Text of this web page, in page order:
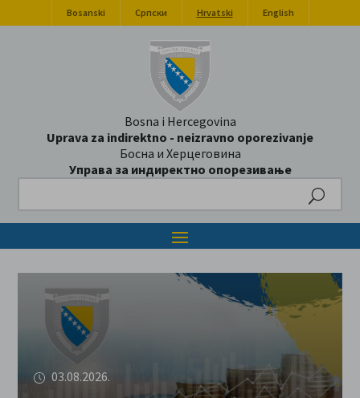
Bosanski Српски Hrvatski English
Bosna i Hercegovina
Uprava za indirektno - neizravno oporezivanje
Босна и Херцеговина
Управа за индиректно опорезивање
03.08.2026.